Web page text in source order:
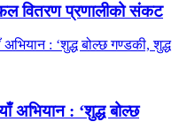
वितरण प्रणालीको संकट
अभियान : ‘शुद्ध बोल्छ